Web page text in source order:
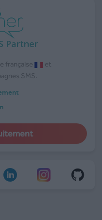
Partner
française
et
SMS.